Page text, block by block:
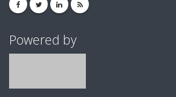
Powered by